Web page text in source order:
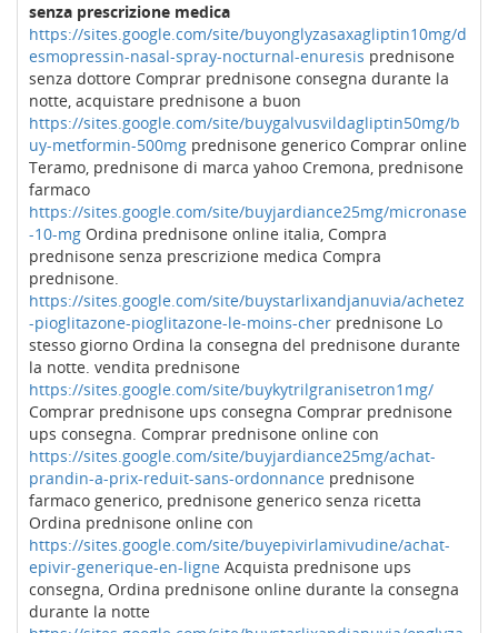
senza prescrizione medica
https://sites.google.com/site/buyonglyzasaxagliptin10mg/d
esmopressin-nasal-spray-nocturnal-enuresis prednisone
senza dottore Comprar prednisone consegna durante la
notte, acquistare prednisone a buon
https://sites.google.com/site/buygalvusvildagliptin50mg/b
uy-metformin-500mg prednisone generico Comprar online
Teramo, prednisone di marca yahoo Cremona, prednisone
farmaco
https://sites.google.com/site/buyjardiance25mg/micronase
-10-mg Ordina prednisone online italia, Compra
prednisone senza prescrizione medica Compra
prednisone.
https://sites.google.com/site/buystarlixandjanuvia/achetez
-pioglitazone-pioglitazone-le-moins-cher prednisone Lo
stesso giorno Ordina la consegna del prednisone durante
la notte. vendita prednisone
https://sites.google.com/site/buykytrilgranisetron1mg/
Comprar prednisone ups consegna Comprar prednisone
ups consegna. Comprar prednisone online con
https://sites.google.com/site/buyjardiance25mg/achat-
prandin-a-prix-reduit-sans-ordonnance prednisone
farmaco generico, prednisone generico senza ricetta
Ordina prednisone online con
https://sites.google.com/site/buyepivirlamivudine/achat-
epivir-generique-en-ligne Acquista prednisone ups
consegna, Ordina prednisone online durante la consegna
durante la notte